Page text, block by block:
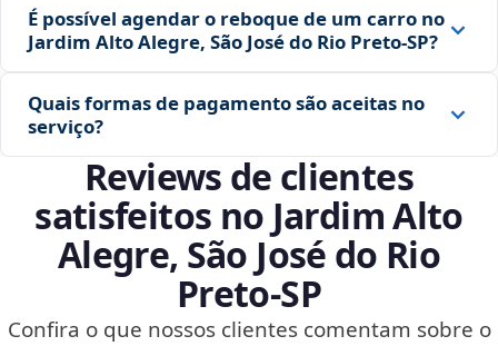
É possível agendar o reboque de um carro no
Jardim Alto Alegre, São José do Rio Preto‑SP?
Quais formas de pagamento são aceitas no
serviço?
Reviews de clientes
satisfeitos no Jardim Alto
Alegre, São José do Rio
Preto‑SP
Confira o que nossos clientes comentam sobre o